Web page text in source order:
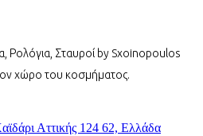
Ρολόγια, Σταυροί by Sxoinopoulos
χώρο του κοσμήματος.
Αττικής 124 62, Ελλάδα